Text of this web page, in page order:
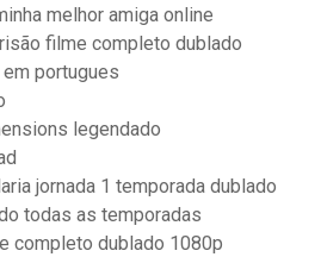
melhor amiga online
filme completo dublado
portugues
legendado
jornada 1 temporada dublado
todas as temporadas
completo dublado 1080p